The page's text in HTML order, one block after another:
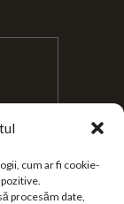
cum ar fi cookie-
procesăm date,